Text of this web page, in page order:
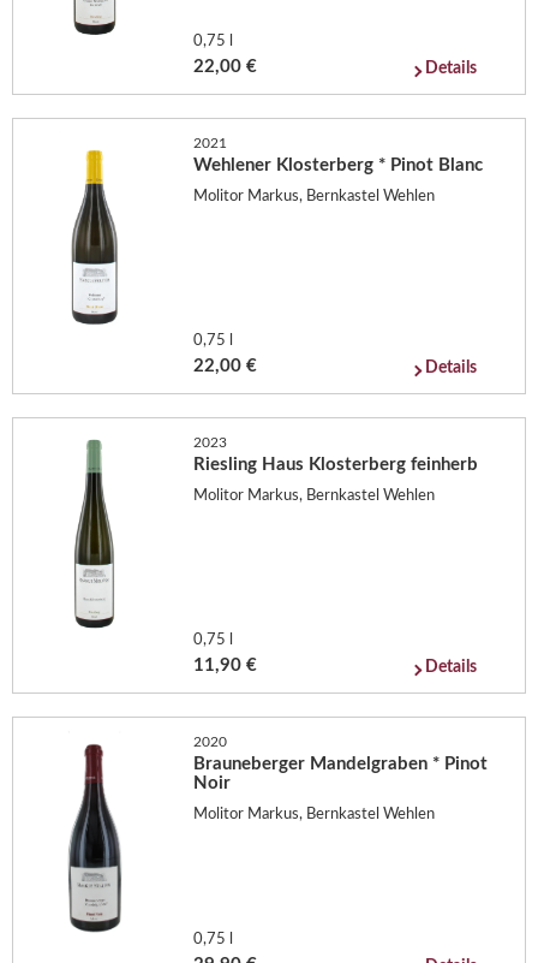
0,75 l
22,00 € Details
2021
Wehlener Klosterberg * Pinot Blanc
Molitor Markus, Bernkastel Wehlen
0,75 l
22,00 € Details
2023
Riesling Haus Klosterberg feinherb
Molitor Markus, Bernkastel Wehlen
0,75 l
11,90 € Details
2020
Brauneberger Mandelgraben * Pinot
Noir
Molitor Markus, Bernkastel Wehlen
0,75 l